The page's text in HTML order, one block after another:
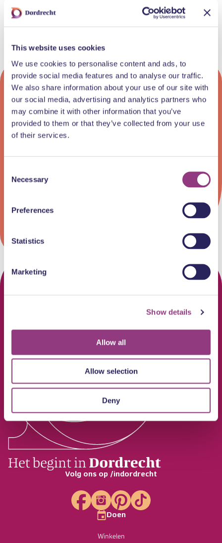
This website uses cookies
We use cookies to personalise content and ads, to
provide social media features and to analyse our traffic.
We also share information about your use of our site with
our social media, advertising and analytics partners who
may combine it with other information that you’ve
provided to them or that they’ve collected from your use
of their services.
Selection
Necessary
Preferences
Statistics
Marketing
Show details
Allow all
Allow selection
Deny
De leukste tips en
uitjes zo in je mailbox
Volg ons op /indordrecht
Doen
Winkelen